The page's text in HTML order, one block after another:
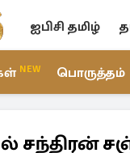
ஐபிசி தமிழ்
NEW பொருத்தம்
சந்திரன்